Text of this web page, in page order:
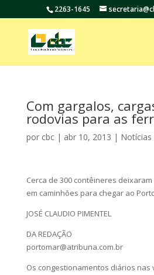
2263-1645
Com gargalos,
rodovias para as
por cbc| abr 10, 2013 | Notícias
Cerca de 300 contêineres
em caminhões para chegar ao
JOSÉ CLAUDIO PIMENTEL
DA REDAÇÃO
portomar@atribuna.com.br
Os congestionamentos diários nas